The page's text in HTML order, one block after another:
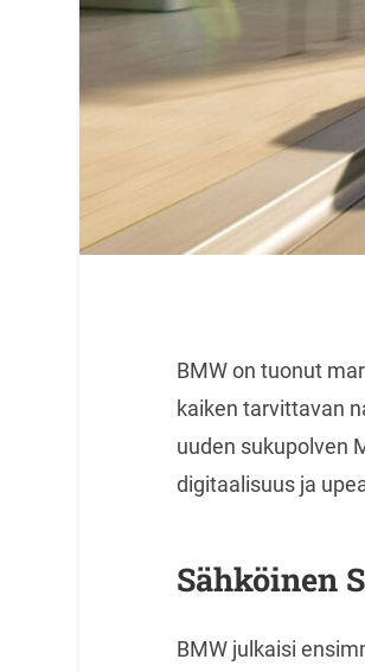
BMW on tuonut
kaiken tarvittavan
uuden sukupolven
digitaalisuus ja
Sähköinen
BMW julkaisi